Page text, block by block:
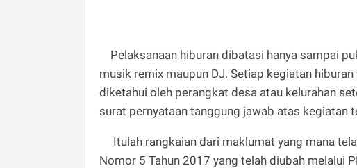
Pelaksanaan hiburan dibatasi hanya sampai
musik remix maupun DJ. Setiap kegiatan
diketahui oleh perangkat desa atau kelurahan
surat pernyataan tanggung jawab atas kegiatan
Itulah rangkaian dari maklumat yang mana
Nomor 5 Tahun 2017 yang telah diubah melalui